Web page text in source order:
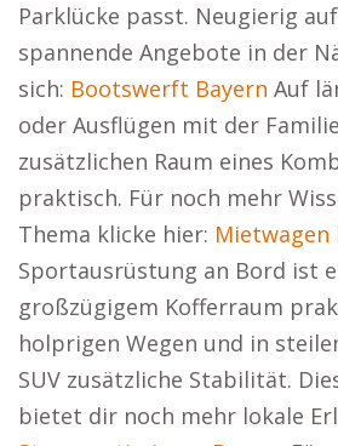
Parklücke passt. Neugierig
spannende Angebote in der
sich: Bootswerft Bayern Auf
oder Ausflügen mit der
zusätzlichen Raum eines
praktisch. Für noch mehr
Thema klicke hier: Mietwagen
Sportausrüstung an Bord ist
großzügigem Kofferraum
holprigen Wegen und in
SUV zusätzliche Stabilität.
bietet dir noch mehr lokale